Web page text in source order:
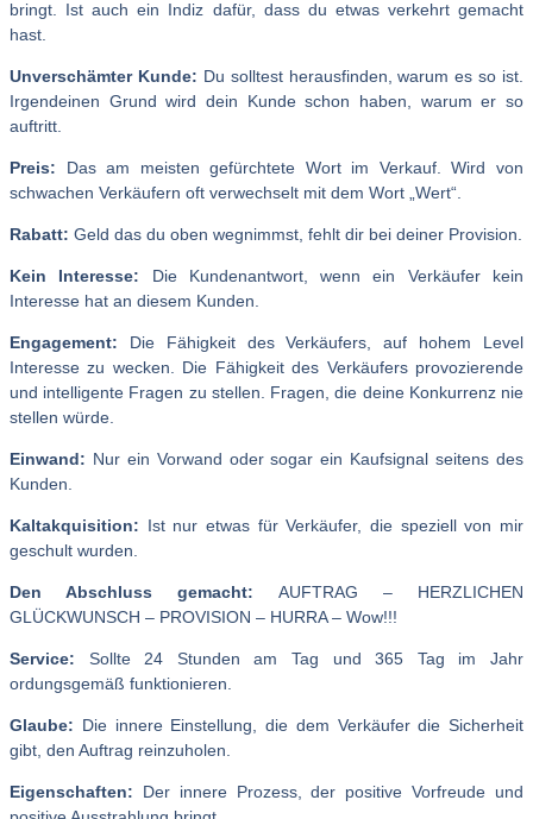
bringt. Ist auch ein Indiz dafür, dass du etwas verkehrt gemacht
hast.
Unverschämter Kunde: Du solltest herausfinden, warum es so ist.
Irgendeinen Grund wird dein Kunde schon haben, warum er so
auftritt.
Preis: Das am meisten gefürchtete Wort im Verkauf. Wird von
schwachen Verkäufern oft verwechselt mit dem Wort „Wert“.
Rabatt: Geld das du oben wegnimmst, fehlt dir bei deiner Provision.
Kein Interesse: Die Kundenantwort, wenn ein Verkäufer kein
Interesse hat an diesem Kunden.
Engagement: Die Fähigkeit des Verkäufers, auf hohem Level
Interesse zu wecken. Die Fähigkeit des Verkäufers provozierende
und intelligente Fragen zu stellen. Fragen, die deine Konkurrenz nie
stellen würde.
Einwand: Nur ein Vorwand oder sogar ein Kaufsignal seitens des
Kunden.
Kaltakquisition: Ist nur etwas für Verkäufer, die speziell von mir
geschult wurden.
Den Abschluss gemacht: AUFTRAG – HERZLICHEN
GLÜCKWUNSCH – PROVISION – HURRA – Wow!!!
Service: Sollte 24 Stunden am Tag und 365 Tag im Jahr
ordungsgemäß funktionieren.
Glaube: Die innere Einstellung, die dem Verkäufer die Sicherheit
gibt, den Auftrag reinzuholen.
Eigenschaften: Der innere Prozess, der positive Vorfreude und